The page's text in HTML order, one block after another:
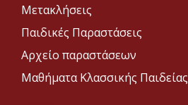
Μετακλήσεις
Παιδικές Παραστάσεις
Αρχείο παραστάσεων
Μαθήματα Κλασσικής Παιδείας